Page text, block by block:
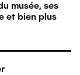
musée, ses
et bien plus